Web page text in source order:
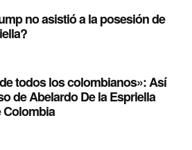
no asistió a la posesión de
todos los colombianos»: Así
de Abelardo De la Espriella